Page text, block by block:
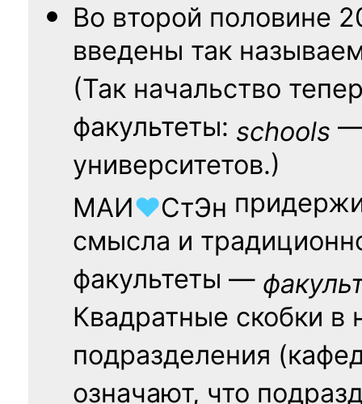
Во второй половине
введены так
(Так начальство
факультеты: schools —
университетов.)
МАИ♥СтЭн
смысла и
факультеты —
Квадратные скобки в
подразделения
означают, что